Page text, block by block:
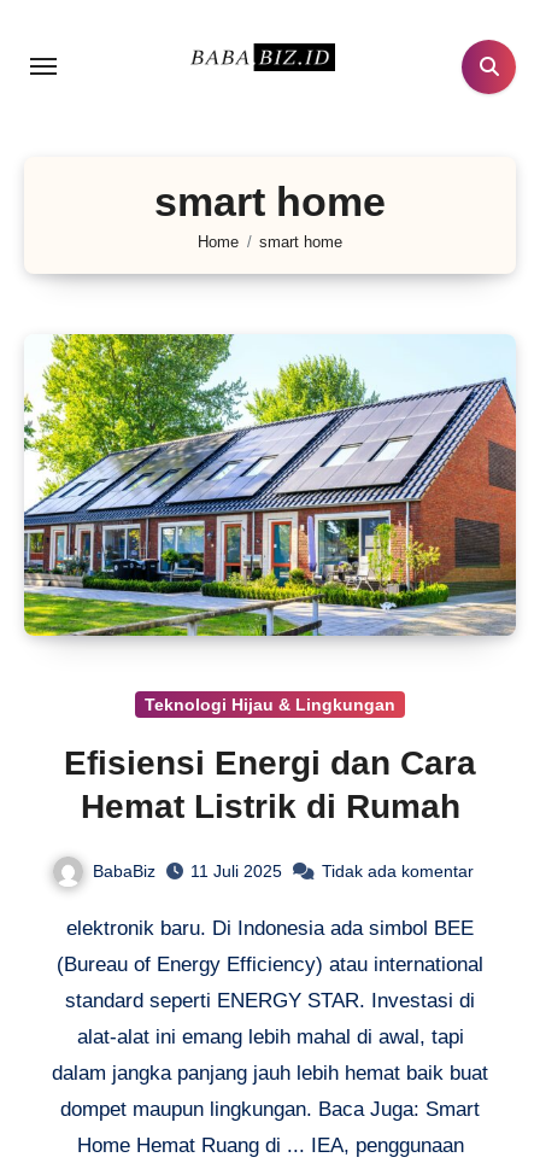
smart home
Home smart home
Teknologi Hijau & Lingkungan
Efisiensi Energi dan Cara
Hemat Listrik di Rumah
BabaBiz 11 Juli 2025 Tidak ada komentar
elektronik baru. Di Indonesia ada simbol BEE
(Bureau of Energy Efficiency) atau international
standard seperti ENERGY STAR. Investasi di
alat-alat ini emang lebih mahal di awal, tapi
dalam jangka panjang jauh lebih hemat baik buat
dompet maupun lingkungan. Baca Juga: Smart
Home Hemat Ruang di ... IEA, penggunaan